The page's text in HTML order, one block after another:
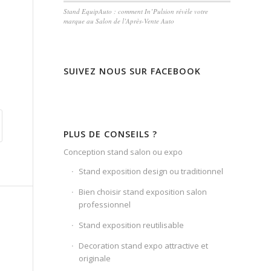
Stand EquipAuto : comment In’Pulsion révèle votre
marque au Salon de l’Après-Vente Auto
SUIVEZ NOUS SUR FACEBOOK
PLUS DE CONSEILS ?
Conception stand salon ou expo
Stand exposition design ou traditionnel
Bien choisir stand exposition salon
professionnel
Stand exposition reutilisable
Decoration stand expo attractive et
originale